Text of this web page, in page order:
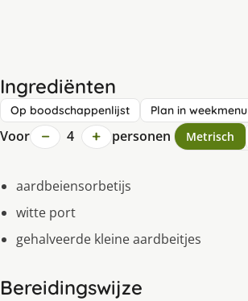
Ingrediënten
Op boodschappenlijst Plan in weekmenu
Voor − 4 + personen Metrisch
aardbeiensorbetijs
witte port
gehalveerde kleine aardbeitjes
Bereidingswijze